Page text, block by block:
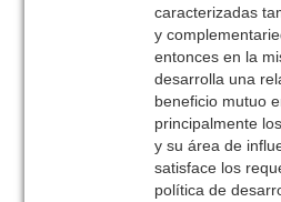
caracterizadas
y
entonces en la
desarrolla una
beneficio mutuo
principalmente
y su área de
satisface los
política de